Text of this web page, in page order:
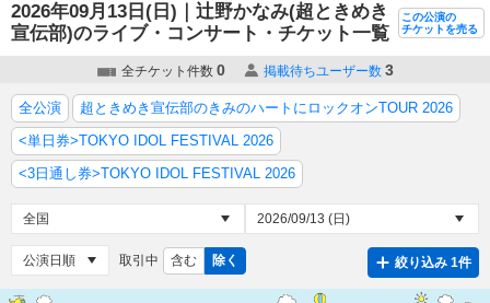
2026年09月13日(日)｜辻野かなみ(超ときめき
宣伝部)のライブ・コンサート・チケット一覧
この公演の
チケットを売る
全チケット件数 0 掲載待ちユーザー数 3
全公演
超ときめき宣伝部のきみのハートにロックオンTOUR 2026
<単日券>TOKYO IDOL FESTIVAL 2026
<3日通し券>TOKYO IDOL FESTIVAL 2026
取引中 含む 除く 絞り込み 1件